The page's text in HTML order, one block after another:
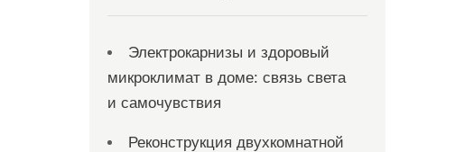
Электрокарнизы и здоровый
микроклимат в доме: связь света
и самочувствия
Реконструкция двухкомнатной